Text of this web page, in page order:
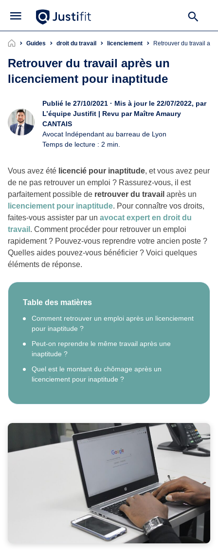
Guides droit du travail licenciement Retrouver du travail
Retrouver du travail après un
licenciement pour inaptitude
Publié le 27/10/2021 · Mis à jour le 22/07/2022, par
L’équipe Justifit | Revu par Maître Amaury
CANTAIS
Avocat Indépendant au barreau de Lyon
Temps de lecture : 2 min.
Vous avez été licencié pour inaptitude, et vous avez peur
de ne pas retrouver un emploi ? Rassurez-vous, il est
parfaitement possible de retrouver du travail après un
licenciement pour inaptitude. Pour connaître vos droits,
faites-vous assister par un avocat expert en droit du
travail . Comment procéder pour retrouver un emploi
rapidement ? Pouvez-vous reprendre votre ancien poste ?
Quelles aides pouvez-vous bénéficier ? Voici quelques
éléments de réponse.
Table des matières
Comment retrouver un emploi après un licenciement
pour inaptitude ?
Peut-on reprendre le même travail après une
inaptitude ?
Quel est le montant du chômage après un
licenciement pour inaptitude ?